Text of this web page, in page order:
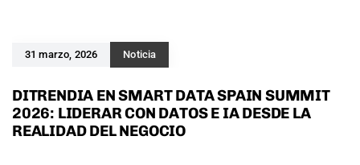
31 marzo, 2026 Noticia
DITRENDIA EN SMART DATA SPAIN SUMMIT
2026: LIDERAR CON DATOS E IA DESDE LA
REALIDAD DEL NEGOCIO